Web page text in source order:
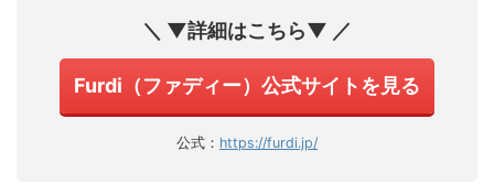
＼ ▼詳細はこちら▼ ／
Furdi（ファディー）公式サイトを見る
公式： https://furdi.jp/